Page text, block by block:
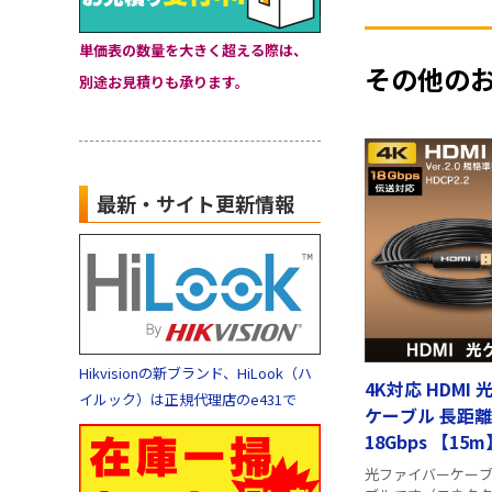
単価表の数量を大きく超える際は、
別途お見積りも承ります。
最新・サイト更新情報
Hikvisionの新ブランド、HiLook（ハ
イルック）は正規代理店のe431で
その他の
4K対応 HDMI
ケーブル 長距
18Gbps 【15m
光ファイバーケー